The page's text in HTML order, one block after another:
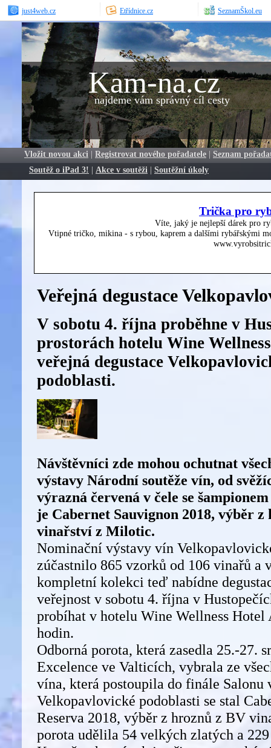
just4web.cz Etřídnice.cz SeznamŠkol.eu
Kam-na.cz
najdeme vám správný cíl cesty
Vložit novou akci | Registrovat nového pořadatele | Seznam
Soutěž o iPad 3! | Akce v soutěži | Soutěžní úkoly
Trička pro
Víte, jaký je nejlepší dárek pro
Vtipné tričko, mikina - s rybou, kaprem a dalšími rybářskými
Veřejná degustace
V sobotu 4. října proběhne v
prostorách hotelu Wine
veřejná degustace
podoblasti.
Návštěvníci zde mohou ochutnat
výstavy Národní soutěže vín, od
výrazná červená v čele se
je Cabernet Sauvignon 2018, výběr
vinařství z Milotic.
Nominační výstavy vín
zúčastnilo 865 vzorků od 106 vinařů a
kompletní kolekci teď nabídne
veřejnost v sobotu 4. října v
probíhat v hotelu Wine Wellness Hotel
hodin.
Odborná porota, která zasedla 25.-27.
Excelence ve Valticích, vybrala ze
vína, která postoupila do finále Salonu
Velkopavlovické podoblasti se stal
Reserva 2018, výběr z hroznů z BV
porota udělila 54 velkých zlatých a